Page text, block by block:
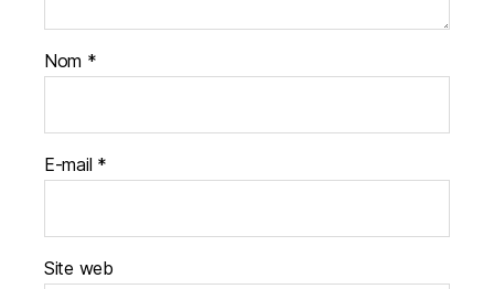
Nom *
E-mail *
Site web